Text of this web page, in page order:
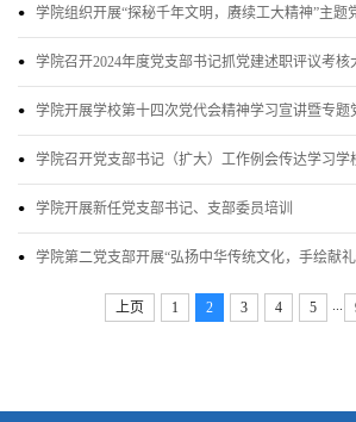
学院组织开展“探秘千年文明，赓续工大精神”主题
学院召开2024年度党支部书记抓党建述职评议考核
学院开展学校第十四次党代会精神学习宣讲暨专题
学院开展新任党支部书记、支部委员培训
上页 1 2 3 4 5 ...